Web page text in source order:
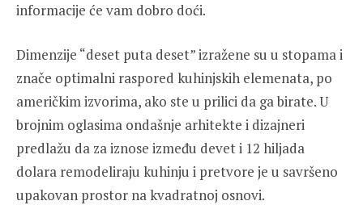
informacije će vam dobro doći.
Dimenzije “deset puta deset” izražene su u stopama i
znače optimalni raspored kuhinjskih elemenata, po
američkim izvorima, ako ste u prilici da ga birate. U
brojnim oglasima ondašnje arhitekte i dizajneri
predlažu da za iznose između devet i 12 hiljada
dolara remodeliraju kuhinju i pretvore je u savršeno
upakovan prostor na kvadratnoj osnovi.